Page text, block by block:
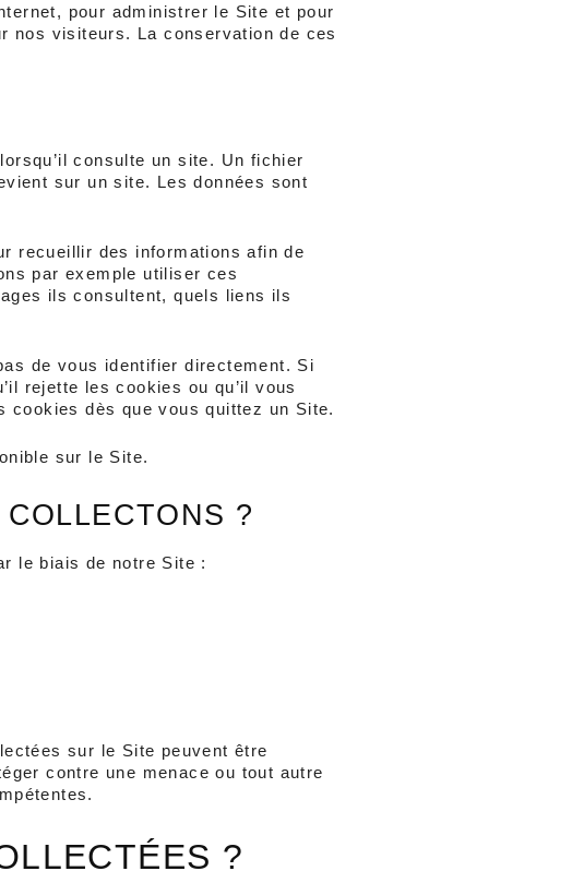
pour administrer le Site et pour
nos visiteurs. La conservation de ces
consulte un site. Un fichier
sur un site. Les données sont
recueillir des informations afin de
par exemple utiliser ces
ils consultent, quels liens ils
de vous identifier directement. Si
rejette les cookies ou qu’il vous
cookies dès que vous quittez un Site.
sur le Site.
?
le biais de notre Site :
sur le Site peuvent être
contre une menace ou tout autre
?